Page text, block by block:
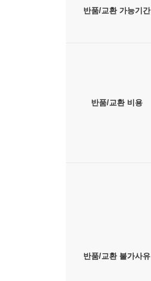
반품/교환 가능기간
반품/교환 비용
반품/교환 불가사유